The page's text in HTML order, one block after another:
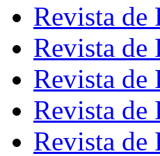
Revista de
Revista de
Revista de
Revista de
Revista de